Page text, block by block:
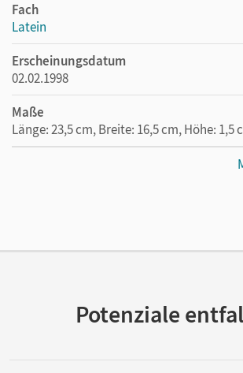
Fach
Latein
Erscheinungsdatum
02.02.1998
Maße
Länge: 23,5 cm, Breite: 16,5 cm, Höhe: 1,5
Potenziale